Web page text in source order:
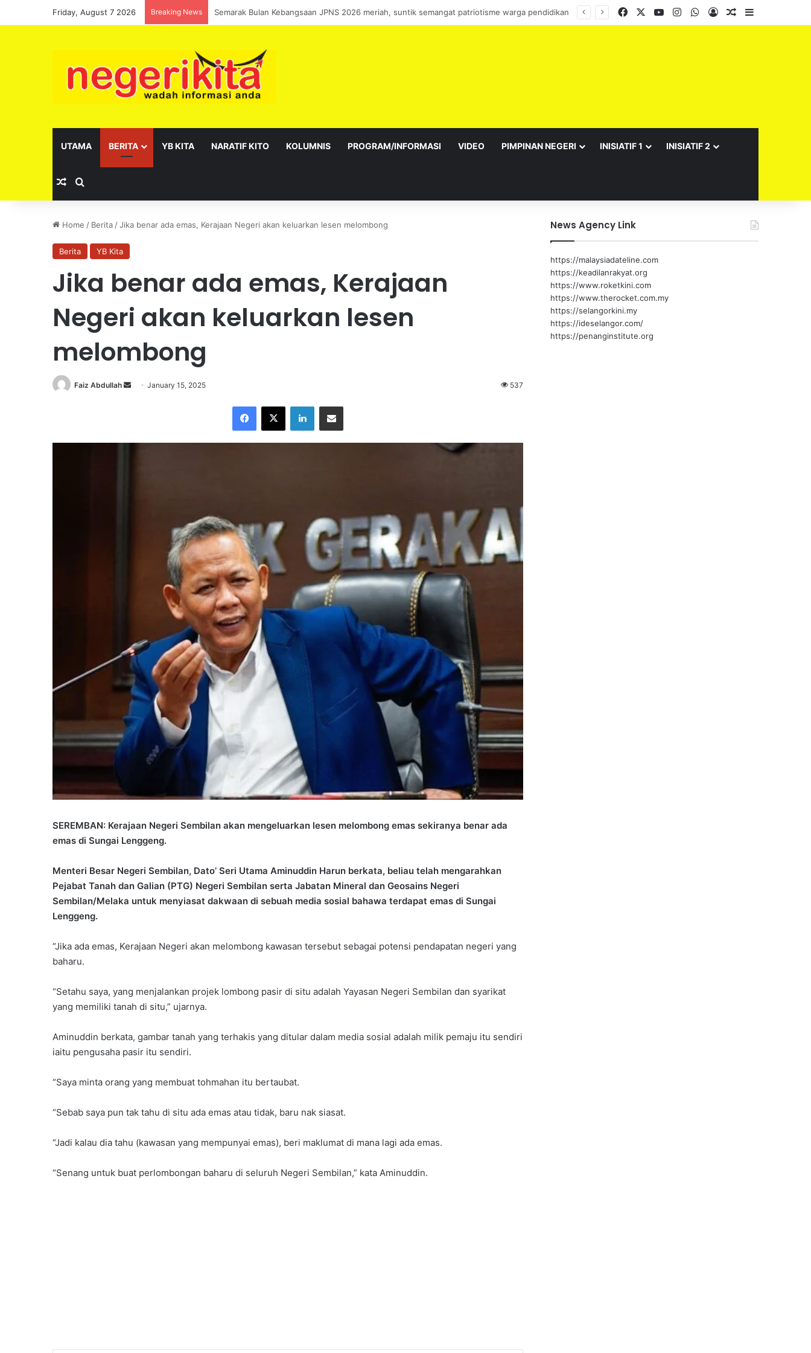
Friday, August 7 2026 Breaking News Pelantikan sebagai Exco satu amanah besar – Siow Kong Choon Facebook YouTubeInstagramWhatsApp
Log InRandom Article
UTAMA BERITA YB KITA NARATIF KITO KOLUMNIS PROGRAM/INFORMASI VIDEO PIMPINAN NEGERI INISIATIF 1 INISIATIF 2
Random Article
Home / Berita /Jika benar ada emas, Kerajaan Negeri akan keluarkan lesen melombong
Berita YB Kita
Jika benar ada emas, Kerajaan
Negeri akan keluarkan lesen
melombong
Faiz Abdullah
a
January 15, 2025 537
SEREMBAN: Kerajaan Negeri Sembilan akan mengeluarkan lesen melombong emas sekiranya benar ada
emas di Sungai Lenggeng.
Menteri Besar Negeri Sembilan, Dato’ Seri Utama Aminuddin Harun berkata, beliau telah mengarahkan
Pejabat Tanah dan Galian (PTG) Negeri Sembilan serta Jabatan Mineral dan Geosains Negeri
Sembilan/Melaka untuk menyiasat dakwaan di sebuah media sosial bahawa terdapat emas di Sungai
Lenggeng.
“Jika ada emas, Kerajaan Negeri akan melombong kawasan tersebut sebagai potensi pendapatan negeri yang
baharu.
“Setahu saya, yang menjalankan projek lombong pasir di situ adalah Yayasan Negeri Sembilan dan syarikat
yang memiliki tanah di situ,” ujarnya.
Aminuddin berkata, gambar tanah yang terhakis yang ditular dalam media sosial adalah milik pemaju itu sendiri
iaitu pengusaha pasir itu sendiri.
“Saya minta orang yang membuat tohmahan itu bertaubat.
“Sebab saya pun tak tahu di situ ada emas atau tidak, baru nak siasat.
“Jadi kalau dia tahu (kawasan yang mempunyai emas), beri maklumat di mana lagi ada emas.
“Senang untuk buat perlombongan baharu di seluruh Negeri Sembilan,” kata Aminuddin.
News Agency Link
https://malaysiadateline.com
https://keadilanrakyat.org
https://www.roketkini.com
https://www.therocket.com.my
https://selangorkini.my
https://ideselangor.com/
https://penanginstitute.org